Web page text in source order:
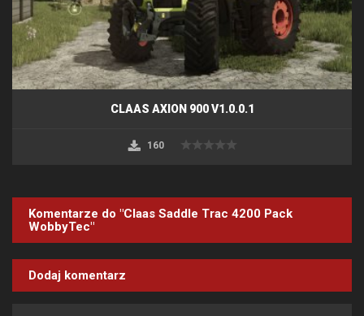
CLAAS AXION 900 V1.0.0.1
160
Komentarze do "Claas Saddle Trac 4200 Pack
WobbyTec"
Dodaj komentarz